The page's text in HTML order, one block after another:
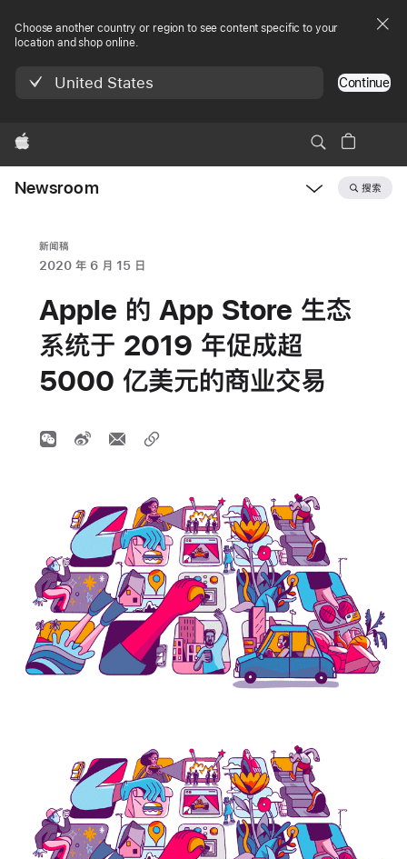
Choose another country or region to see content specific to your
location and shop online.
United States Continue
Apple
Newsroom 搜索
新闻稿
2020 年 6 月 15 日
Apple 的 App Store 生态
系统于 2019 年促成超
5000 亿美元的商业交易